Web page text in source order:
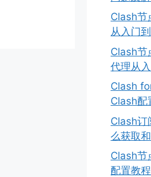
Clash节
从入门
Clash节
代理从
Clash
Clash配
Clash订
么获取
Clash节
配置教程